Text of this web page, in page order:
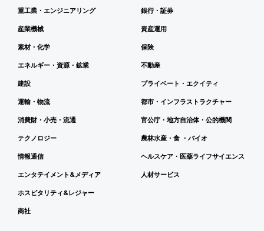
重工業・エンジニアリング
産業機械
素材・化学
エネルギー・資源・鉱業
建設
運輸・物流
消費財・小売・流通
テクノロジー
情報通信
エンタテイメント&メディア
ホスピタリティ&レジャー
商社
銀行・証券
資産運用
保険
不動産
プライベート・エクイティ
都市・インフラストラクチャー
官公庁・地方自治体・公的機関
農林水産・食 ・バイオ
ヘルスケア・医薬ライフサイエンス
人材サービス